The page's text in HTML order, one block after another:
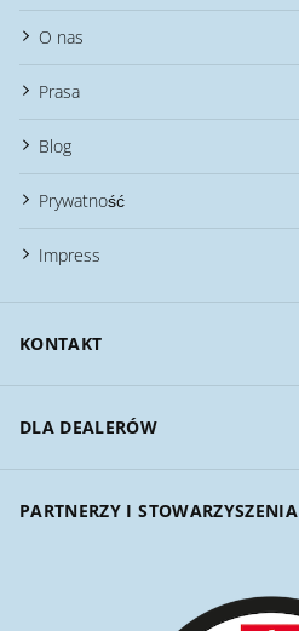
O nas
Prasa
Blog
Prywatność
Impress
KONTAKT
DLA DEALERÓW
PARTNERZY I STOWARZYSZENIA